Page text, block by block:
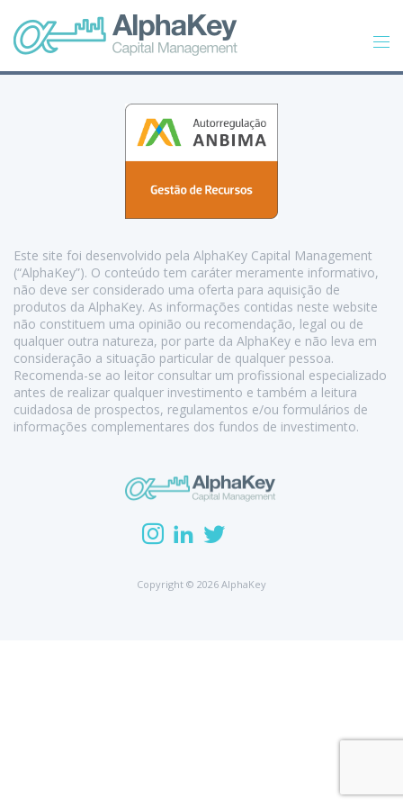
Este site foi desenvolvido pela AlphaKey Capital Management
(“AlphaKey”). O conteúdo tem caráter meramente informativo,
não deve ser considerado uma oferta para aquisição de
produtos da AlphaKey. As informações contidas neste website
não constituem uma opinião ou recomendação, legal ou de
qualquer outra natureza, por parte da AlphaKey e não leva em
consideração a situação particular de qualquer pessoa.
Recomenda-se ao leitor consultar um profissional especializado
antes de realizar qualquer investimento e também a leitura
cuidadosa de prospectos, regulamentos e/ou formulários de
informações complementares dos fundos de investimento.
Copyright © 2026 AlphaKey